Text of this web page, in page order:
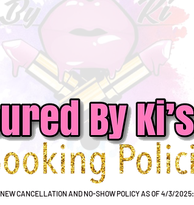
NEW CANCELLATION AND NO-SHOW POLICY AS OF 4/3/2025: